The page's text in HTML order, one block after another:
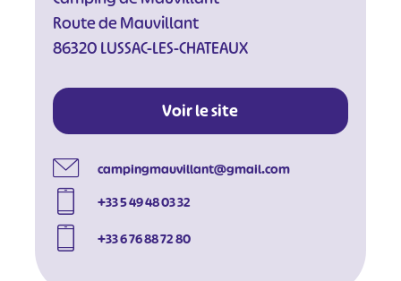
Route de Mauvillant
86320 LUSSAC-LES-CHATEAUX
Voir le site
campingmauvillant@gmail.com
+33 5 49 48 03 32
+33 6 76 88 72 80